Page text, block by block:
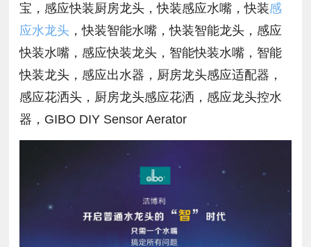
宝，感应快装厨房龙头，快装感应水嘴，快装感
应水龙头 ，快装智能水嘴，快装智能龙头，感应
快装水嘴，感应快装龙头，智能快装水嘴，智能
快装龙头，感应出水器，厨房龙头感应适配器，
感应花洒头，厨房龙头感应花洒，感应龙头控水
器，GIBO DIY Sensor Aerator